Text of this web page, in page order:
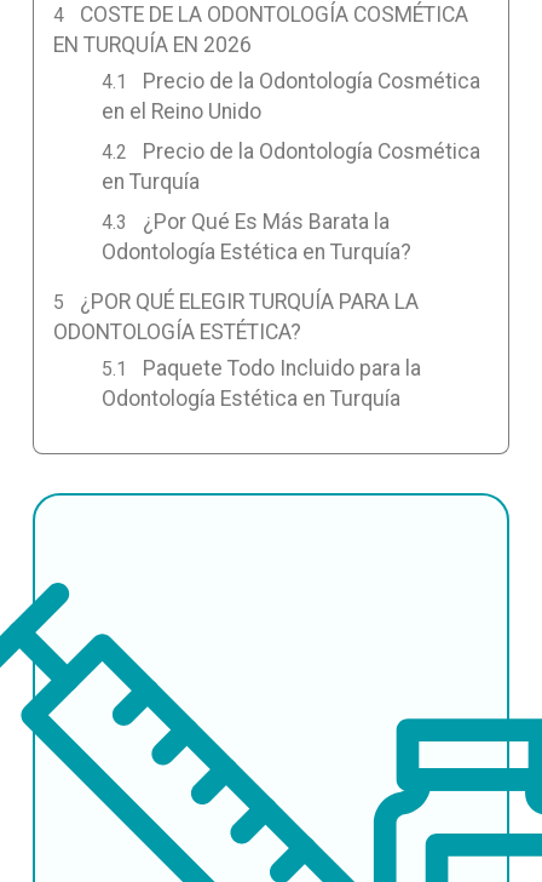
COSTE DE LA ODONTOLOGÍA COSMÉTICA
EN TURQUÍA EN 2026
Precio de la Odontología Cosmética
en el Reino Unido
Precio de la Odontología Cosmética
en Turquía
¿Por Qué Es Más Barata la
Odontología Estética en Turquía?
¿POR QUÉ ELEGIR TURQUÍA PARA LA
ODONTOLOGÍA ESTÉTICA?
Paquete Todo Incluido para la
Odontología Estética en Turquía